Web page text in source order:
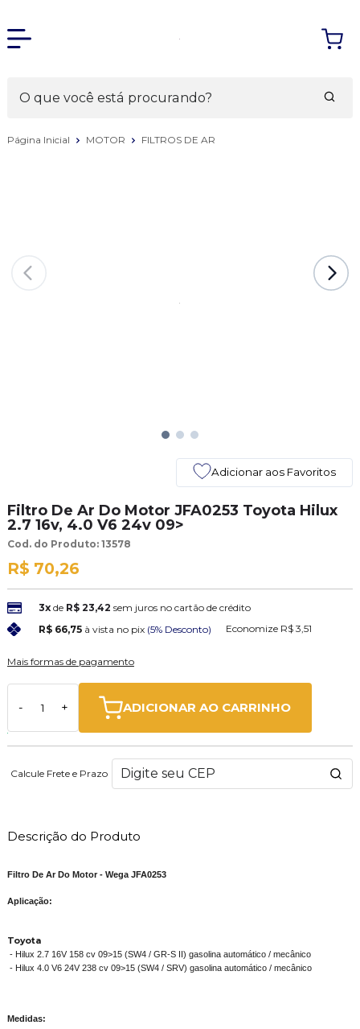
Página Inicial MOTOR FILTROS DE AR
Adicionar aos Favoritos
Filtro De Ar Do Motor JFA0253 Toyota Hilux
2.7 16v, 4.0 V6 24v 09>
Cod. do Produto: 13578
R$ 70,26
3xde R$ 23,42 sem juros no cartão de crédito
R$ 66,75 à vista no pix (5% Desconto) Economize R$ 3,51
Mais formas de pagamento
- + ADICIONAR AO CARRINHO
Calcule Frete e Prazo
Descrição do Produto
Filtro De Ar Do Motor - Wega JFA0253
Aplicação:
Toyota
- Hilux 2.7 16V 158 cv 09>15 (SW4 / GR-S II) gasolina automático / mecânico
- Hilux 4.0 V6 24V 238 cv 09>15 (SW4 / SRV) gasolina automático / mecânico
Medidas: